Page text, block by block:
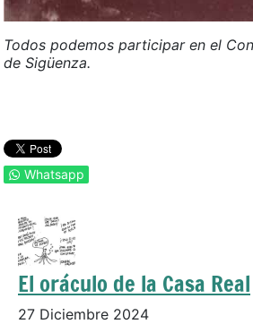
Todos podemos participar en el
de Sigüenza.
Whatsapp
El oráculo de la Casa Real
27 Diciembre 2024